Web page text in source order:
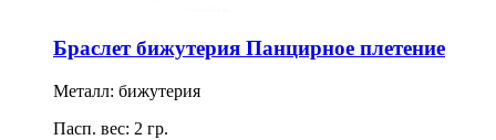
Браслет бижутерия Панцирное плетение
Металл: бижутерия
Пасп. вес: 2 гр.